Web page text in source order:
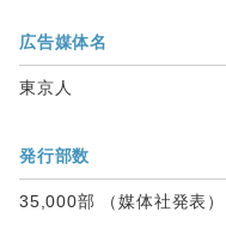
広告媒体名
東京人
発行部数
35,000部 （媒体社発表